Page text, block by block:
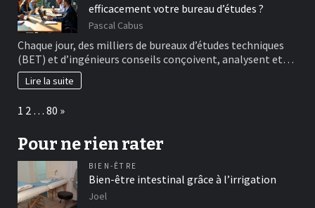
efficacement votre bureau d’études ?
Pascal Cabus
Chaque jour, des milliers de bureaux d’études techniques
(BET) et d’ingénieurs conseils conçoivent, analysent et…
Lire la suite
Page:
1 2 … 80 Next
»
Pour ne rien rater
BIEN-ÊTRE
Bien-être intestinal grâce à l’irrigation
Joel